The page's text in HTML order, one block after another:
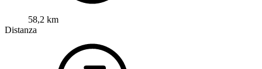
58,2 km
Distanza